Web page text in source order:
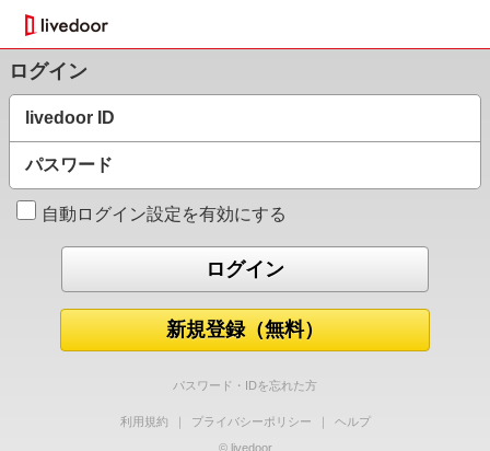
ログイン
livedoor ID
パスワード
自動ログイン設定を有効にする
新規登録（無料）
パスワード・IDを忘れた方
利用規約 ｜ プライバシーポリシー ｜
ヘルプ
© livedoor